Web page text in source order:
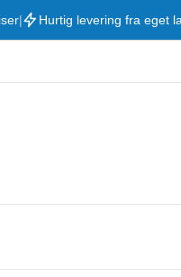
| Hurtig levering fra eget